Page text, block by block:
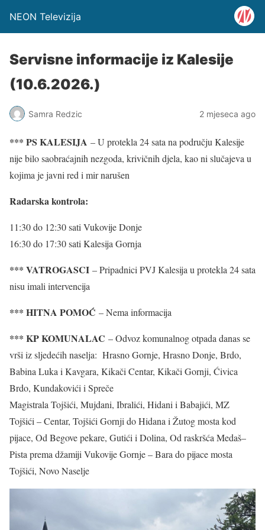
NEON Televizija
Servisne informacije iz Kalesije
(10.6.2026.)
Samra Redzic 2 mjeseca ago
*** PS KALESIJA – U protekla 24 sata na području Kalesije
nije bilo saobraćajnih nezgoda, krivičnih djela, kao ni slučajeva u
kojima je javni red i mir narušen
Radarska kontrola:
11:30 do 12:30 sati Vukovije Donje
16:30 do 17:30 sati Kalesija Gornja
*** VATROGASCI – Pripadnici PVJ Kalesija u protekla 24 sata
nisu imali intervencija
*** HITNA POMOĆ – Nema informacija
*** KP KOMUNALAC – Odvoz komunalnog otpada danas se
vrši iz sljedećih naselja: Hrasno Gornje, Hrasno Donje, Brdo,
Babina Luka i Kavgara, Kikači Centar, Kikači Gornji, Ćivica
Brdo, Kundakovići i Spreče
Magistrala Tojšići, Mujdani, Ibralići, Hidani i Babajići, MZ
Tojšići – Centar, Tojšići Gornji do Hidana i Žutog mosta kod
pijace, Od Begove pekare, Gutići i Dolina, Od raskršća Medaš–
Pista prema džamiji Vukovije Gornje – Bara do pijace mosta
Tojšići, Novo Naselje